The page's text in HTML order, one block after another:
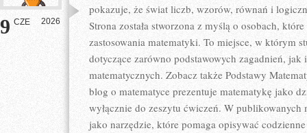
9 CZE 2026
pokazuje, że świat liczb, wzorów, równań i
Strona została stworzona z myślą o osobach,
zastosowania matematyki. To miejsce, w którym
dotyczące zarówno podstawowych zagadnień,
matematycznych. Zobacz także Podstawy
blog o matematyce prezentuje matematykę jako
wyłącznie do zeszytu ćwiczeń. W publikowanych
jako narzędzie, które pomaga opisywać